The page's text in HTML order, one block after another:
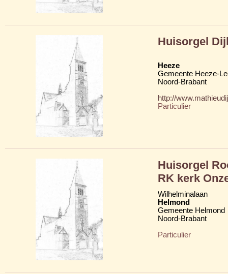
Huisorgel
Heeze
Gemeente Heeze-
Noord-Brabant
http://
Particulier
Huisorgel
RK kerk
Wilhelminalaan
Helmond
Gemeente Helmond
Noord-Brabant
Particulier